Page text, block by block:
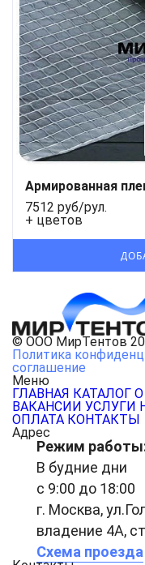
Армированная
7512 руб/рул.
+ цветов
© ООО МирТентов
Политика
соглашение
Меню
ГЛАВНАЯ КАТАЛОГ
ВАКАНСИИ УСЛУГИ
ОПЛАТА КОНТАКТЫ
Адрес
Режим
В будние дни
с 9:00 до 18:00
г. Москва,
владение 4А,
Схема проезда